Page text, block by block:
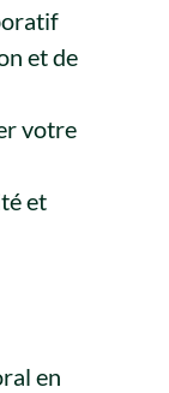
et de
votre
et
en